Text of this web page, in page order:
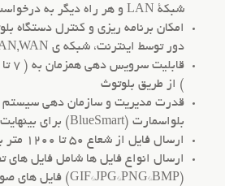
شبکۀ LAN و هر راه دیگر به درخواست مشتری
امکان برنامه ریزی و کنترل دستگاه
دور توسط اینترنت، شبکه ی VPN,LAN,WAN
) از طریق بلوتوث
قدرت مدیریت و سازمان دهی سیستم
بلواسمارت (BlueSmart) برای بینهایت مراجعه کننده
ارسال فایل از شعاع 50 تا 1200 متر با توجه به مدل دستگاه
ارسال انواع فایل ها شامل فایل های